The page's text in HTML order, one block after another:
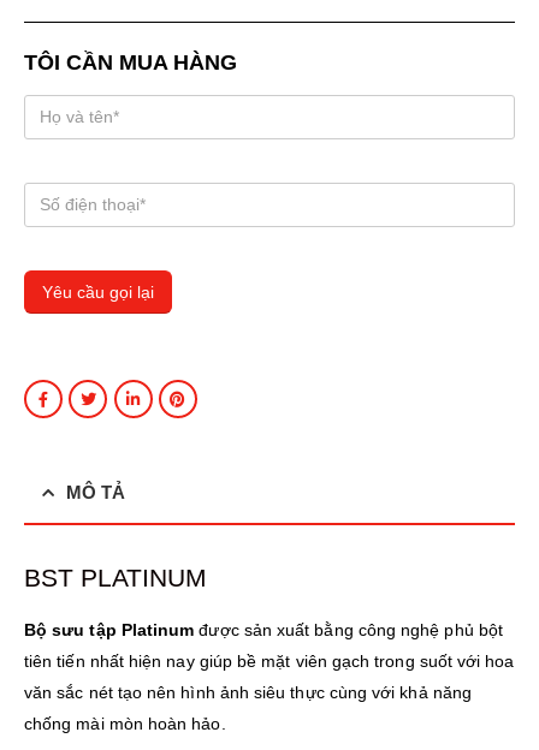
TÔI CẦN MUA HÀNG
MÔ TẢ
BST PLATINUM
Bộ sưu tập Platinum được sản xuất bằng công nghệ phủ bột
tiên tiến nhất hiện nay giúp bề mặt viên gạch trong suốt với hoa
văn sắc nét tạo nên hình ảnh siêu thực cùng với khả năng
chống mài mòn hoàn hảo.